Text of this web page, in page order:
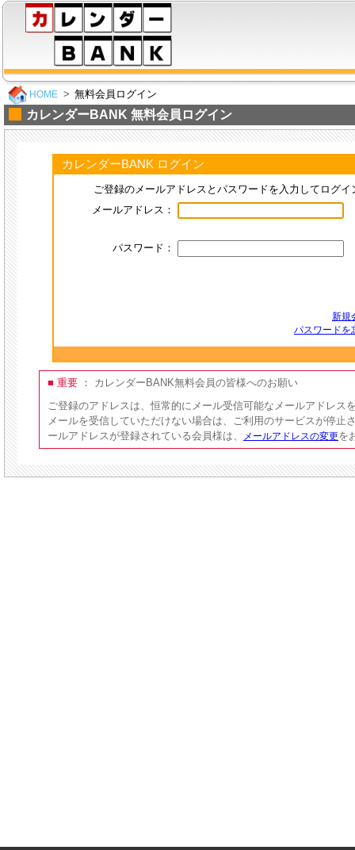
HOME 無料会員ログイン
カレンダーBANK 無料会員ログイン
カレンダーBANK ログイン
ご登録のメールアドレスとパスワードを入力してログイ
メールアドレス：
パスワード：
新規
パスワードを
■ 重要 ：
カレンダーBANK無料会員の皆様へのお願い
ご登録のアドレスは、恒常的にメール受信可能なメールアドレス
メールを受信していただけない場合は、ご利用のサービスが停止
ールアドレスが登録されている会員様は、
メールアドレスの変更を